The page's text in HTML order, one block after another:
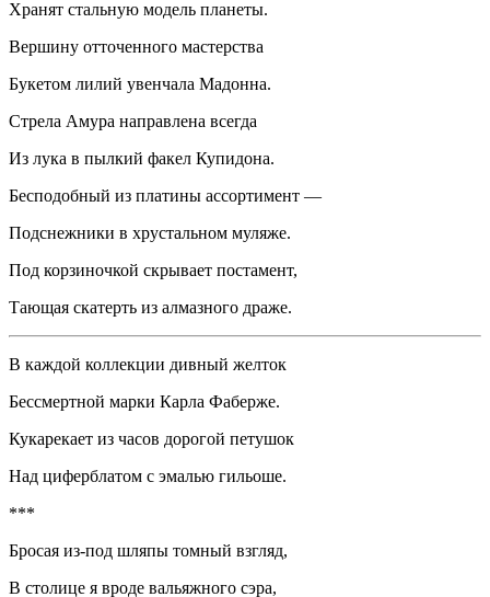
Хранят стальную модель планеты.
Вершину отточенного мастерства
Букетом лилий увенчала Мадонна.
Стрела Амура направлена всегда
Из лука в пылкий факел Купидона.
Бесподобный из платины ассортимент —
Подснежники в хрустальном муляже.
Под корзиночкой скрывает постамент,
Тающая скатерть из алмазного драже.
В каждой коллекции дивный желток
Бессмертной марки Карла Фаберже.
Кукарекает из часов дорогой петушок
Над циферблатом с эмалью гильоше.
***
Бросая из-под шляпы томный взгляд,
В столице я вроде вальяжного сэра,